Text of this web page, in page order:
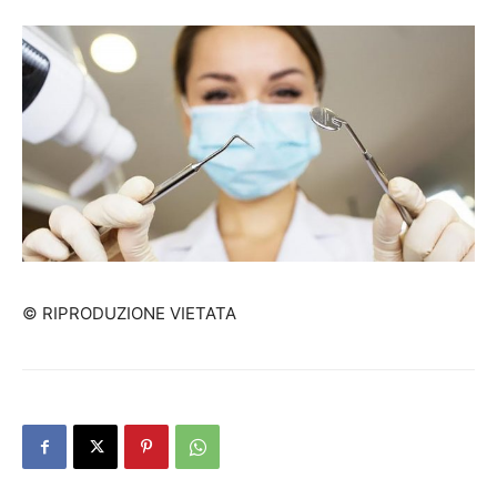
© RIPRODUZIONE VIETATA